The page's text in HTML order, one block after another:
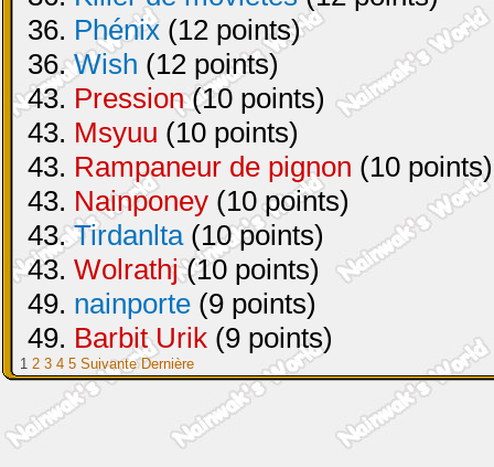
36. Phénix (12 points)
36.Wish (12 points)
43. Pression(10 points)
43. Msyuu (10 points)
43. Rampaneur de pignon (10 points)
43. Nainponey (10 points)
43.Tirdanlta(10 points)
43. Wolrathj(10 points)
49. nainporte (9 points)
49. Barbit Urik (9 points)
1 2 3 4 5 Suivante Dernière